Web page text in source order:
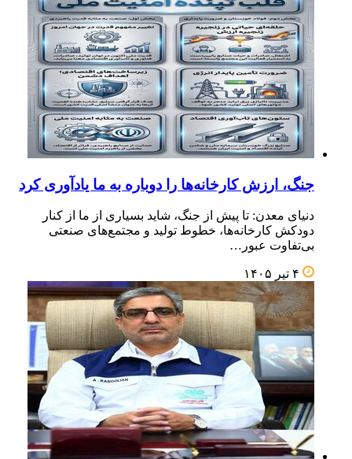
جنگ، ارزش کارخانه‌ها را دوباره به ما یادآوری کرد
دنیای معدن: تا پیش از جنگ، شاید بسیاری از ما از کنار
دودکش کارخانه‌ها، خطوط تولید و مجتمع‌های صنعتی
بی‌تفاوت عبور…
۴ تیر ۱۴۰۵